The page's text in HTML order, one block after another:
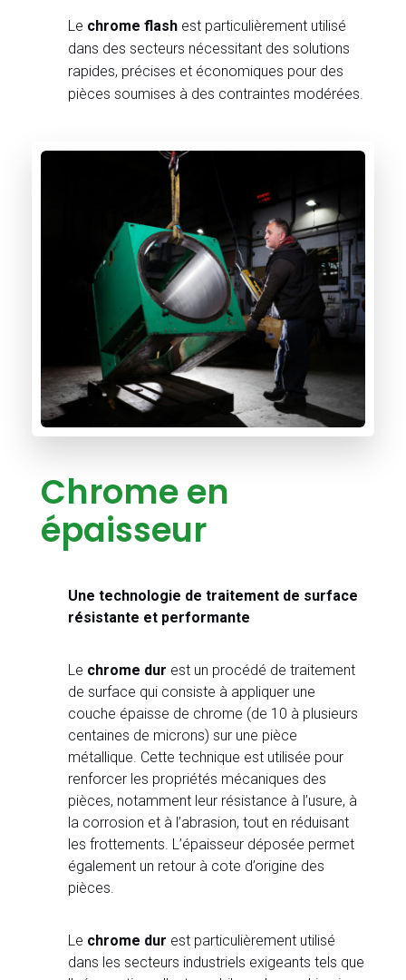
Le chrome flash est particulièrement utilisé
dans des secteurs nécessitant des solutions
rapides, précises et économiques pour des
pièces soumises à des contraintes modérées.
Chrome en
épaisseur
Une technologie de traitement de surface
résistante et performante
Le chrome dur est un procédé de traitement
de surface qui consiste à appliquer une
couche épaisse de chrome (de 10 à plusieurs
centaines de microns) sur une pièce
métallique. Cette technique est utilisée pour
renforcer les propriétés mécaniques des
pièces, notamment leur résistance à l’usure, à
la corrosion et à l’abrasion, tout en réduisant
les frottements. L’épaisseur déposée permet
également un retour à cote d’origine des
pièces.
Le chrome dur est particulièrement utilisé
dans les secteurs industriels exigeants tels que